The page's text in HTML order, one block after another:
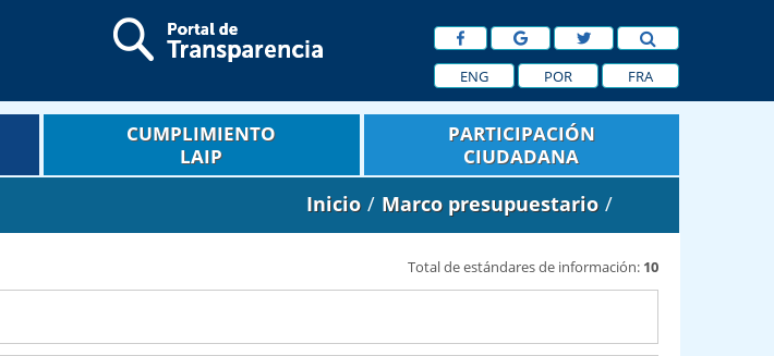
ENG POR FRA
CUMPLIMIENTO
LAIP
PARTICIPACIÓN
CIUDADANA
Inicio / Marco presupuestario /
Total de estándares de información: 10